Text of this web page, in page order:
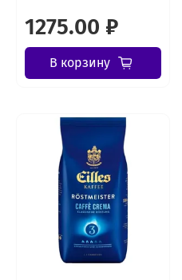
1275.00 ₽
В корзину